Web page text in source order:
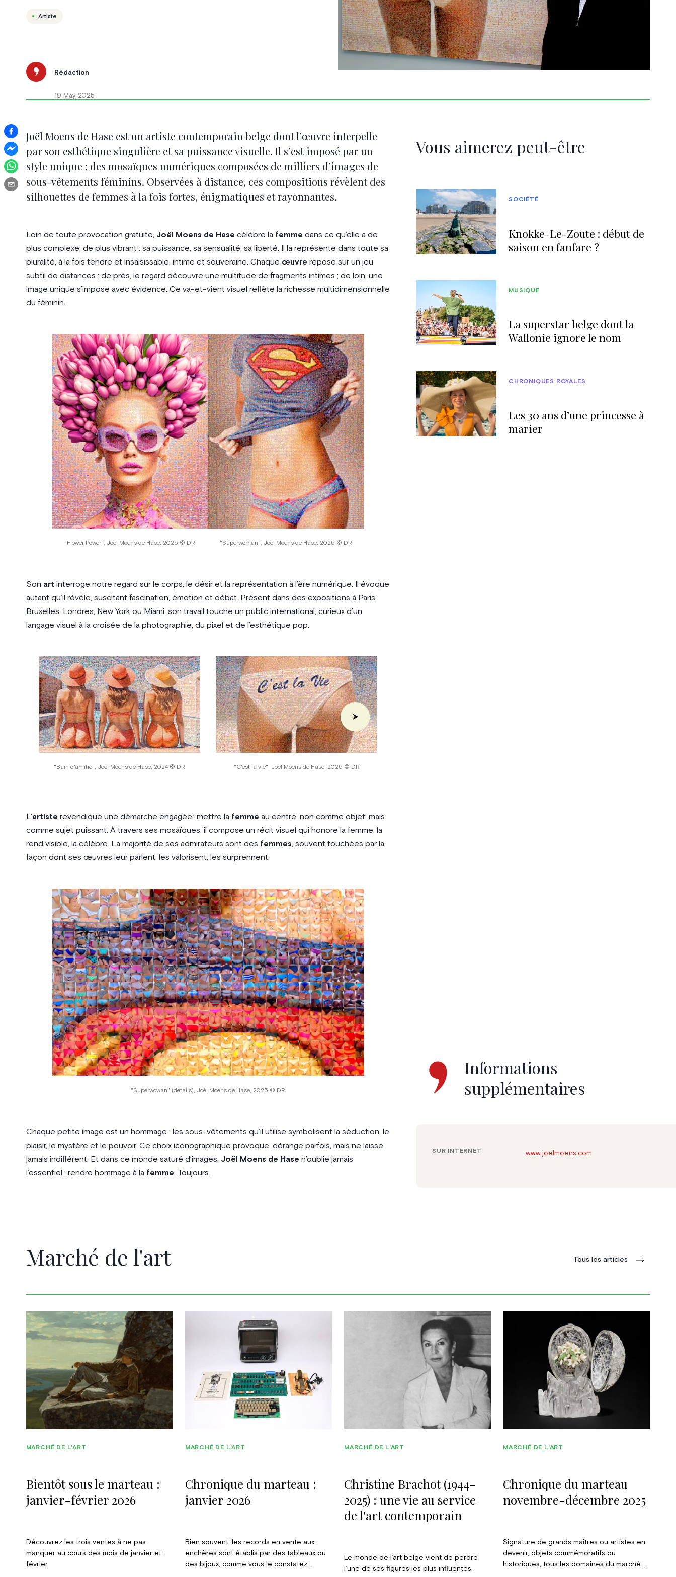
Artiste
Rédaction
19 May 2025
Joël Moens de Hase est un artiste contemporain belge dont l’œuvre interpelle
par son esthétique singulière et sa puissance visuelle. Il s’est imposé par un
style unique : des mosaïques numériques composées de milliers d’images de
sous-vêtements féminins. Observées à distance, ces compositions révèlent des
silhouettes de femmes à la fois fortes, énigmatiques et rayonnantes.
Loin de toute provocation gratuite, Joël Moens de Hase célèbre la femme dans ce qu’elle a de
plus complexe, de plus vibrant : sa puissance, sa sensualité, sa liberté. Il la représente dans toute sa
pluralité, à la fois tendre et insaisissable, intime et souveraine. Chaque œuvre repose sur un jeu
subtil de distances : de près, le regard découvre une multitude de fragments intimes ; de loin, une
image unique s’impose avec évidence. Ce va-et-vient visuel reflète la richesse multidimensionnelle
du féminin.
"Flower Power", Joël Moens de Hase, 2025 © DR "Superwoman", Joël Moens de Hase, 2025 © DR
Son art interroge notre regard sur le corps, le désir et la représentation à l’ère numérique. Il évoque
autant qu’il révèle, suscitant fascination, émotion et débat. Présent dans des expositions à Paris,
Bruxelles, Londres, New York ou Miami, son travail touche un public international, curieux d’un
langage visuel à la croisée de la photographie, du pixel et de l’esthétique pop.
"Bain d'amitié", Joël Moens de Hase, 2024 © DR "C'est la vie", Joël Moens de Hase, 2025 © DR
L’artiste revendique une démarche engagée : mettre lafemme au centre, non comme objet, mais
comme sujet puissant. À travers ses mosaïques, il compose un récit visuel qui honore la femme, la
rend visible, la célèbre. La majorité de ses admirateurs sont des femmes, souvent touchées par la
façon dont ses œuvres leur parlent, les valorisent, les surprennent.
"Superwowan" (détails), Joël Moens de Hase, 2025 © DR
Chaque petite image est un hommage : les sous-vêtements qu’il utilise symbolisent la séduction, le
plaisir, le mystère et le pouvoir. Ce choix iconographique provoque, dérange parfois, mais ne laisse
jamais indifférent. Et dans ce monde saturé d’images, Joël Moens de Hase n’oublie jamais
l’essentiel : rendre hommage à la femme. Toujours.
Vous aimerez peut-être
Knokke-Le-Zoute : début de
saison en fanfare ?
SOCIÉTÉ
La superstar belge dont la
Wallonie ignore le nom
MUSIQUE
Les 30 ans d’une princesse à
marier
CHRONIQUES ROYALES
Informations
supplémentaires
SUR INTERNET www.joelmoens.com
Marché de l'art Tous les articles
Bientôt sous le marteau :
janvier-février 2026
MARCHÉ DE L'ART
Découvrez les trois ventes à ne pas
manquer au cours des mois de janvier et
février.
Chronique du marteau :
janvier 2026
MARCHÉ DE L'ART
Bien souvent, les records en vente aux
enchères sont établis par des tableaux ou
des bijoux, comme vous le constatez
Christine Brachot (1944-
2025) : une vie au service
de l'art contemporain
MARCHÉ DE L'ART
Le monde de l’art belge vient de perdre
l’une de ses figures les plus influentes.
Chronique du marteau
novembre-décembre 2025
MARCHÉ DE L'ART
Signature de grands maîtres ou artistes en
devenir, objets commémoratifs ou
historiques, tous les domaines du marché